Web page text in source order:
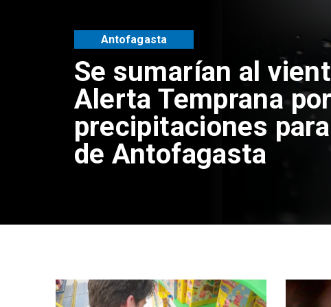
Se sumarían al
Alerta Temprana por
precipitaciones
de Antofagasta
Antofagasta